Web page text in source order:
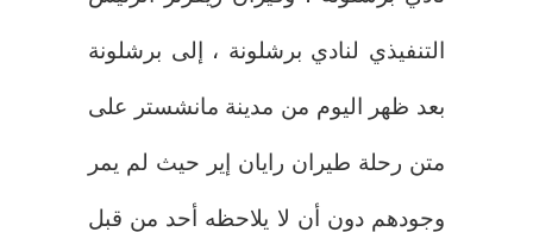
التنفيذي لنادي برشلونة ، إلى برشلونة
بعد ظهر اليوم من مدينة مانشستر على
متن رحلة طيران رايان إير حيث لم يمر
وجودهم دون أن لا يلاحظه أحد من قبل